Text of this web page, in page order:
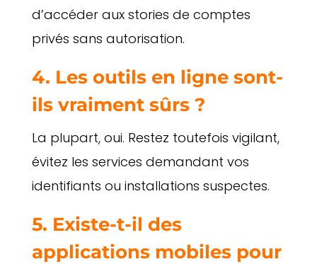
d’accéder aux stories de comptes
privés sans autorisation.
4. Les outils en ligne sont-
ils vraiment sûrs ?
La plupart, oui. Restez toutefois vigilant,
évitez les services demandant vos
identifiants ou installations suspectes.
5. Existe-t-il des
applications mobiles pour